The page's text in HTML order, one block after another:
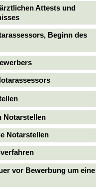
Attests und
Beginn des
Notarstellen
Notarstellen
vor Bewerbung um eine